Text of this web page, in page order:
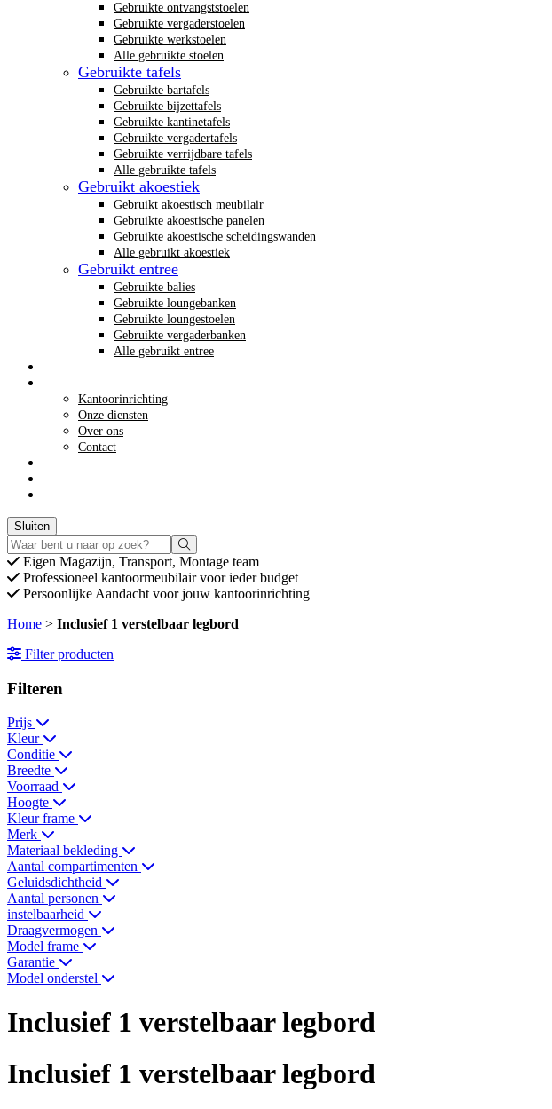
Gebruikte ontvangststoelen
Gebruikte vergaderstoelen
Gebruikte werkstoelen
Alle gebruikte stoelen
Gebruikte tafels
Gebruikte bartafels
Gebruikte bijzettafels
Gebruikte kantinetafels
Gebruikte vergadertafels
Gebruikte verrijdbare tafels
Alle gebruikte tafels
Gebruikt akoestiek
Gebruikt akoestisch meubilair
Gebruikte akoestische panelen
Gebruikte akoestische scheidingswanden
Alle gebruikt akoestiek
Gebruikt entree
Gebruikte balies
Gebruikte loungebanken
Gebruikte loungestoelen
Gebruikte vergaderbanken
Alle gebruikt entree
Kantoorinrichting
Onze diensten
Over ons
Contact
Sluiten
Eigen Magazijn, Transport, Montage team
Professioneel kantoormeubilair voor ieder budget
Persoonlijke Aandacht voor jouw kantoorinrichting
Home > Inclusief 1 verstelbaar legbord
Filter producten
Filteren
Prijs
Kleur
Conditie
Breedte
Voorraad
Hoogte
Kleur frame
Merk
Materiaal bekleding
Aantal compartimenten
Geluidsdichtheid
Aantal personen
instelbaarheid
Draagvermogen
Model frame
Garantie
Model onderstel
Inclusief 1 verstelbaar legbord
Inclusief 1 verstelbaar legbord